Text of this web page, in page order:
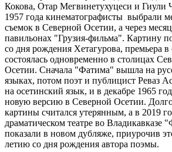
Кокова, Отар Мегвинетухуцеси и Гиули
1957 года кинематографисты выбрали
съемок в Северной Осетии, а через месяц
павильонах "Грузия-фильма". Картину
со дня рождения Хетагурова, премьера в
состоялась одновременно в столицах
Осетии. Сначала "Фатима" вышла на
языках, потом поэт и публицист Реваз
на осетинский язык, и в декабре 1965
новую версию в Северной Осетии.
картины считался утерянным, а в 2019
драматическом театре во Владикавказе
показали в новом дубляже, приурочив
летию со дня рождения автора поэмы.